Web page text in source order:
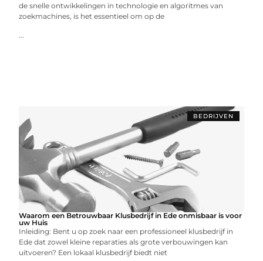
de snelle ontwikkelingen in technologie en algoritmes van
zoekmachines, is het essentieel om op de
...
BEDRIJVEN
Waarom een Betrouwbaar Klusbedrijf in Ede onmisbaar is voor
uw Huis
Inleiding: Bent u op zoek naar een professioneel klusbedrijf in
Ede dat zowel kleine reparaties als grote verbouwingen kan
uitvoeren? Een lokaal klusbedrijf biedt niet